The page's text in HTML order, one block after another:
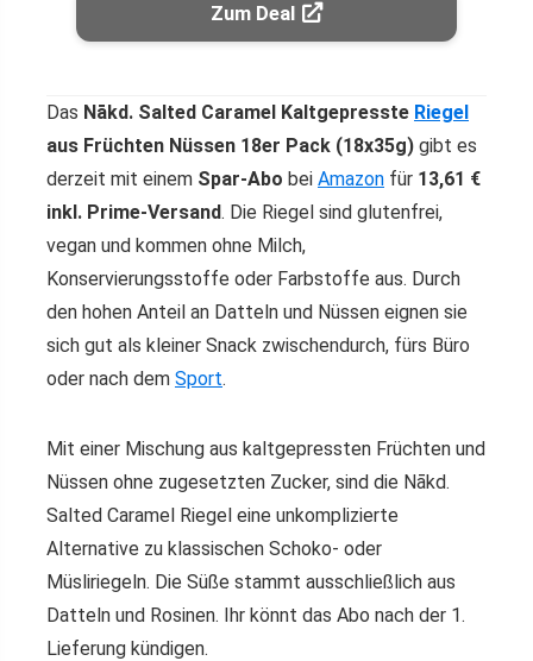
Zum Deal
Das Nākd. Salted Caramel Kaltgepresste Riegel
aus Früchten Nüssen 18er Pack (18x35g) gibt es
derzeit mit einem Spar-Abo bei Amazon für 13,61 €
inkl. Prime-Versand. Die Riegel sind glutenfrei,
vegan und kommen ohne Milch,
Konservierungsstoffe oder Farbstoffe aus. Durch
den hohen Anteil an Datteln und Nüssen eignen sie
sich gut als kleiner Snack zwischendurch, fürs Büro
oder nach dem Sport.
Mit einer Mischung aus kaltgepressten Früchten und
Nüssen ohne zugesetzten Zucker, sind die Nākd.
Salted Caramel Riegel eine unkomplizierte
Alternative zu klassischen Schoko- oder
Müsliriegeln. Die Süße stammt ausschließlich aus
Datteln und Rosinen. Ihr könnt das Abo nach der 1.
Lieferung kündigen.